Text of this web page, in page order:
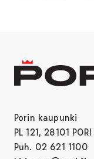
Porin kaupunki
PL 121, 28101 PORI
Puh. 02 621 1100